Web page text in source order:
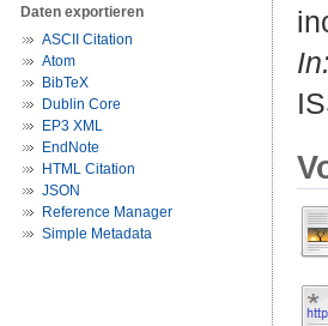
Daten exportieren
ASCII Citation
Atom
BibTeX
Dublin Core
EP3 XML
EndNote
HTML Citation
JSON
Reference Manager
Simple Metadata
In: